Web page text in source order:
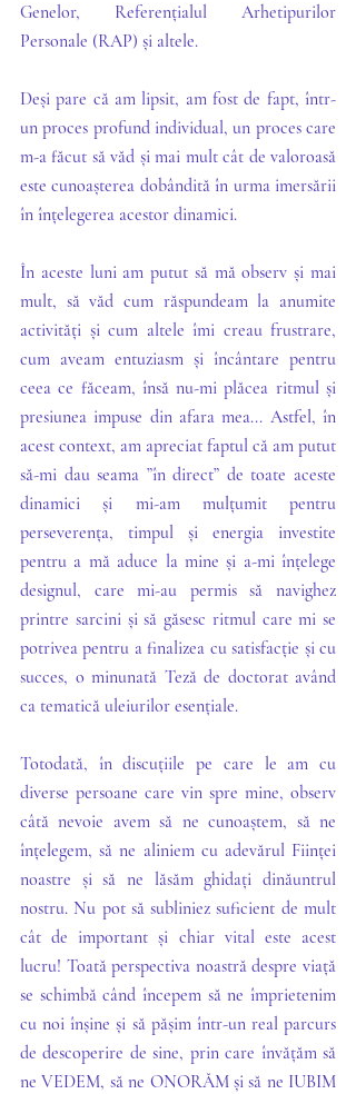
Genelor, Referențialul Arhetipurilor
Personale (RAP) și altele.
Deși pare că am lipsit, am fost de fapt, într-
un proces profund individual, un proces care
m-a făcut să văd și mai mult cât de valoroasă
este cunoașterea dobândită în urma imersării
în înțelegerea acestor dinamici.
În aceste luni am putut să mă observ și mai
mult, să văd cum răspundeam la anumite
activități și cum altele îmi creau frustrare,
cum aveam entuziasm și încântare pentru
ceea ce făceam, însă nu-mi plăcea ritmul și
presiunea impuse din afara mea... Astfel, în
acest context, am apreciat faptul că am putut
să-mi dau seama ”în direct” de toate aceste
dinamici și mi-am mulțumit pentru
perseverența, timpul și energia investite
pentru a mă aduce la mine și a-mi înțelege
designul, care mi-au permis să navighez
printre sarcini și să găsesc ritmul care mi se
potrivea pentru a finalizea cu satisfacție și cu
succes, o minunată Teză de doctorat având
ca tematică uleiurilor esențiale.
Totodată, în discuțiile pe care le am cu
diverse persoane care vin spre mine, observ
câtă nevoie avem să ne cunoaștem, să ne
înțelegem, să ne aliniem cu adevărul Ființei
noastre și să ne lăsăm ghidați dinăuntrul
nostru. Nu pot să subliniez suficient de mult
cât de important și chiar vital este acest
lucru! Toată perspectiva noastră despre viață
se schimbă când începem să ne împrietenim
cu noi înșine și să pășim într-un real parcurs
de descoperire de sine, prin care învățăm să
ne VEDEM, să ne ONORĂM și să ne IUBIM